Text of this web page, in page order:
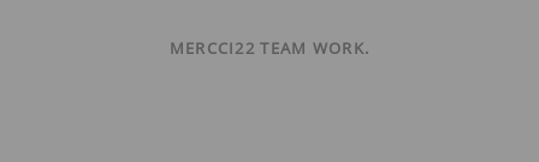
MERCCI22 TEAM WORK.